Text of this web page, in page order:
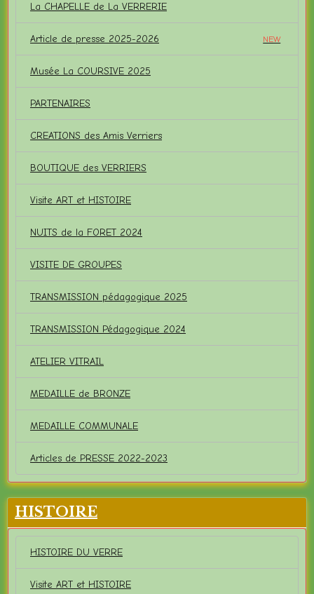
La CHAPELLE de La VERRERIE
Article de presse 2025-2026 NEW
Musée La COURSIVE 2025
PARTENAIRES
CREATIONS des Amis Verriers
BOUTIQUE des VERRIERS
Visite ART et HISTOIRE
NUITS de la FORET 2024
VISITE DE GROUPES
TRANSMISSION pédagogique 2025
TRANSMISSION Pédagogique 2024
ATELIER VITRAIL
MEDAILLE de BRONZE
MEDAILLE COMMUNALE
Articles de PRESSE 2022-2023
HISTOIRE
HISTOIRE DU VERRE
Visite ART et HISTOIRE